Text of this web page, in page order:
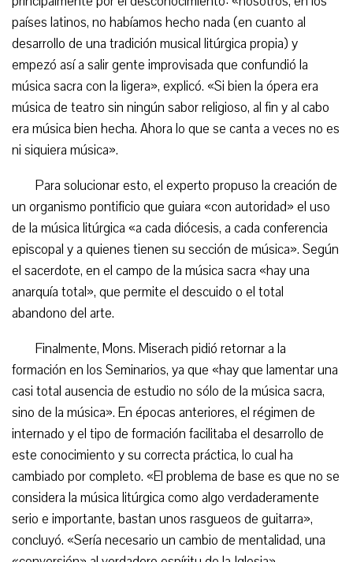
países latinos, no habíamos hecho nada (en cuanto al
desarrollo de una tradición musical litúrgica propia) y
empezó así a salir gente improvisada que confundió la
música sacra con la ligera», explicó. «Si bien la ópera era
música de teatro sin ningún sabor religioso, al fin y al cabo
era música bien hecha. Ahora lo que se canta a veces no es
ni siquiera música».
Para solucionar esto, el experto propuso la creación de
un organismo pontificio que guiara «con autoridad» el uso
de la música litúrgica «a cada diócesis, a cada conferencia
episcopal y a quienes tienen su sección de música». Según
el sacerdote, en el campo de la música sacra «hay una
anarquía total», que permite el descuido o el total
abandono del arte.
Finalmente, Mons. Miserach pidió retornar a la
formación en los Seminarios, ya que «hay que lamentar una
casi total ausencia de estudio no sólo de la música sacra,
sino de la música». En épocas anteriores, el régimen de
internado y el tipo de formación facilitaba el desarrollo de
este conocimiento y su correcta práctica, lo cual ha
cambiado por completo. «El problema de base es que no se
considera la música litúrgica como algo verdaderamente
serio e importante, bastan unos rasgueos de guitarra»,
concluyó. «Sería necesario un cambio de mentalidad, una